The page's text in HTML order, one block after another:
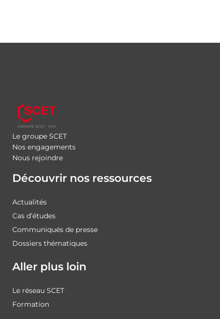
Le groupe SCET
Nos engagements
Nous rejoindre
Découvrir nos ressources
Actualités
Cas d’études
Communiqués de presse
Dossiers thématiques
Aller plus loin
Le réseau SCET
Formation